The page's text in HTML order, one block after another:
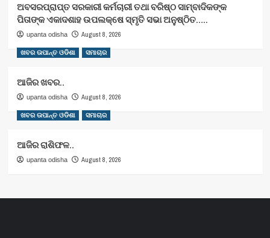
ଅବସରପ୍ରାପ୍ତ ସରକାରୀ କର୍ମଚାରୀ ତଥା ବରିଷ୍ଠ ସାମ୍ବାଦିକଙ୍କ
ପିତାଙ୍କ ଏକାଦଶାହ ଉପଲକ୍ଷେ ସ୍ମୃତି ସଭା ଅନୁଷ୍ଠିତ…..
upanta odisha August 8, 2026
ଖବର ଉପାନ୍ତ ଓଡିଶା ସମାଚାର
ଆଜିର ଖବର..
upanta odisha August 8, 2026
ଖବର ଉପାନ୍ତ ଓଡିଶା ସମାଚାର
ଆଜିର ରାଶିଫଳ..
upanta odisha August 8, 2026